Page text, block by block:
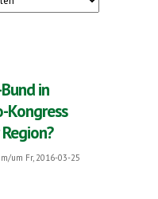
in
Kongress
um Fr, 2016-03-25